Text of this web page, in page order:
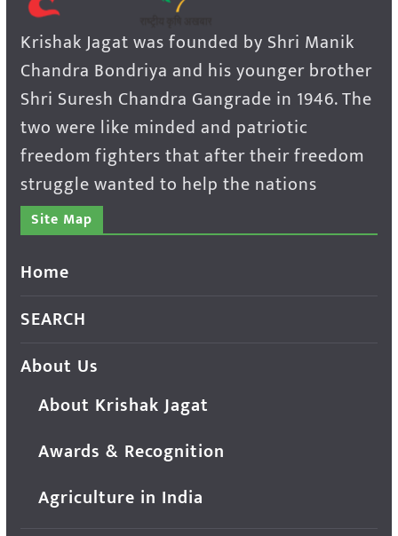
Krishak Jagat was founded by Shri Manik
Chandra Bondriya and his younger brother
Shri Suresh Chandra Gangrade in 1946. The
two were like minded and patriotic
freedom fighters that after their freedom
struggle wanted to help the nations
Site Map
Home
SEARCH
About Us
About Krishak Jagat
Awards & Recognition
Agriculture in India